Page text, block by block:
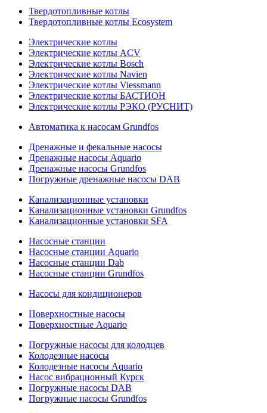
Твердотопливные котлы
Твердотопливные котлы Ecosystem
Электрические котлы
Электрические котлы ACV
Электрические котлы Bosch
Электрические котлы Navien
Электрические котлы Viessmann
Электрические котлы БАСТИОН
Электрические котлы РЭКО (РУСНИТ)
Автоматика к насосам Grundfos
Дренажные и фекальные насосы
Дренажные насосы Aquario
Дренажные насосы Grundfos
Погружные дренажные насосы DAB
Канализационные установки
Канализационные установки Grundfos
Канализационные установки SFA
Насосные станции
Насосные станции Aquario
Насосные станции Dab
Насосные станции Grundfos
Насосы для кондиционеров
Поверхностные насосы
Поверхностные Aquario
Погружные насосы для колодцев
Колодезные насосы
Колодезные насосы Aquario
Насос вибрационный Курск
Погружные насосы DAB
Погружные насосы Grundfos